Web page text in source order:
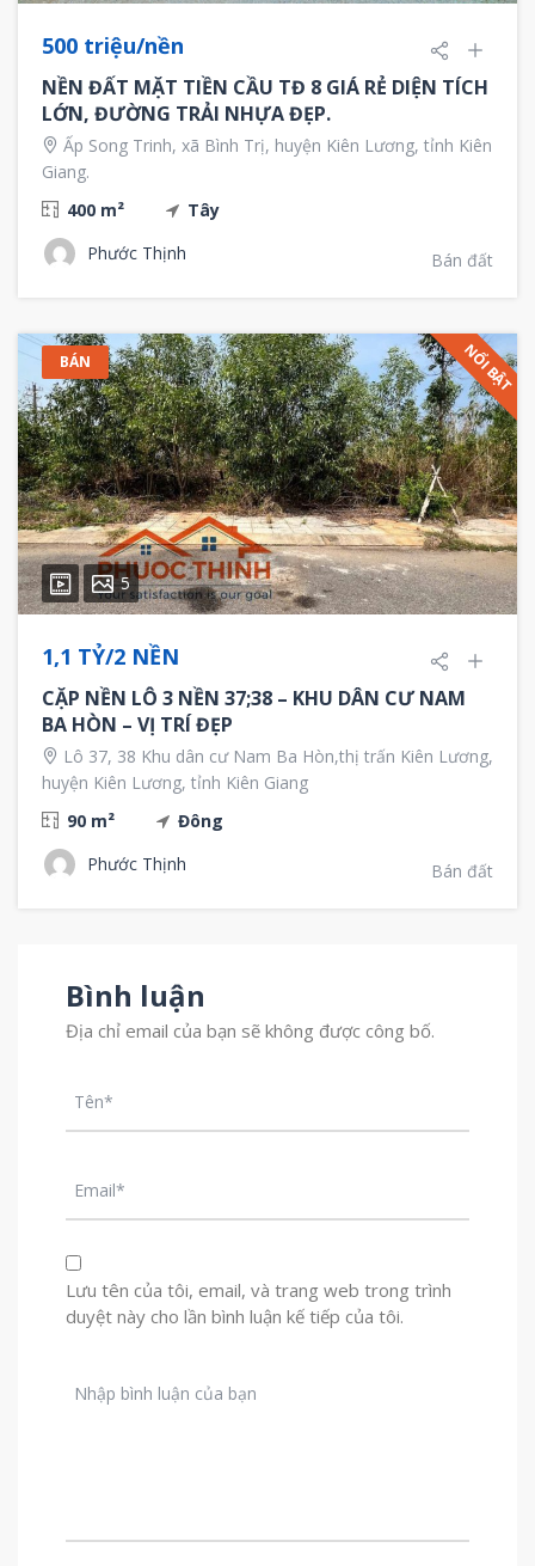
500 triệu/nền
NỀN ĐẤT MẶT TIỀN CẦU TĐ 8 GIÁ RẺ DIỆN TÍCH
LỚN, ĐƯỜNG TRẢI NHỰA ĐẸP.
Ấp Song Trinh, xã Bình Trị, huyện Kiên Lương, tỉnh Kiên
Giang.
400 m²
Tây
Phước Thịnh
Bán đất
BÁN NỔI BẬT
5
1,1 TỶ/2 NỀN
CẶP NỀN LÔ 3 NỀN 37;38 – KHU DÂN CƯ NAM
BA HÒN – VỊ TRÍ ĐẸP
Lô 37, 38 Khu dân cư Nam Ba Hòn,thị trấn Kiên Lương,
huyện Kiên Lương, tỉnh Kiên Giang
90 m²
Đông
Phước Thịnh
Bán đất
Bình luận
Địa chỉ email của bạn sẽ không được công bố.
Lưu tên của tôi, email, và trang web trong trình
duyệt này cho lần bình luận kế tiếp của tôi.